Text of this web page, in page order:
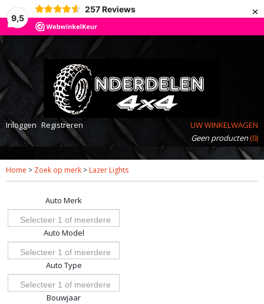
9,5
257 Reviews ×
Inloggen Registreren
UW WINKELWAGEN
Geen producten(0)
Home > Zoek op merk > Lazer Lights
Auto Merk
Selecteer 1 of meerdere
opties
Auto Model
Selecteer 1 of meerdere
opties
Auto Type
Selecteer 1 of meerdere
opties
Bouwjaar